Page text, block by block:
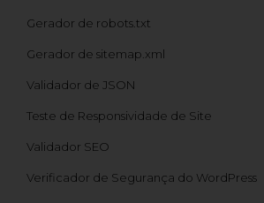
Gerador de robots.txt
Gerador de sitemap.xml
Validador de JSON
Teste de Responsividade de Site
Validador SEO
Verificador de Segurança do WordPress